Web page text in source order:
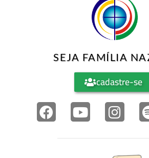
SEJA FAMÍLIA
cadastre-se